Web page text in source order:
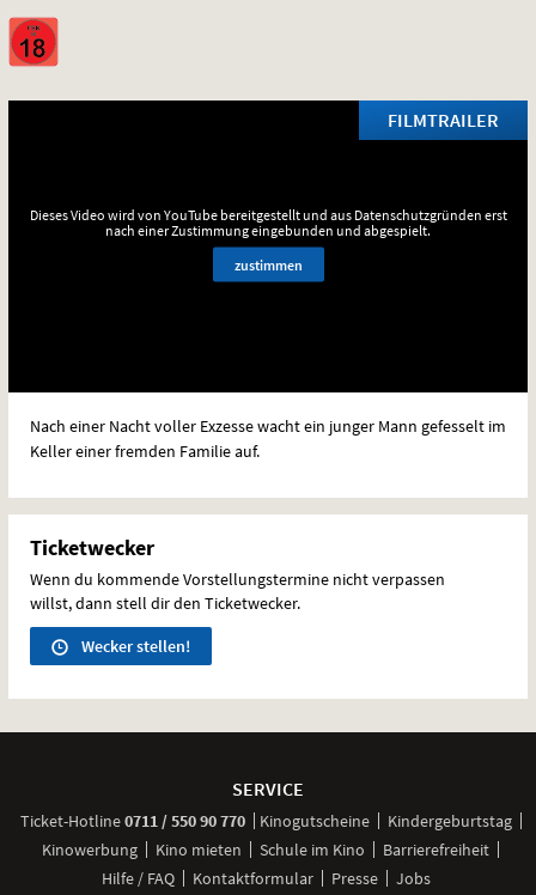
FILMTRAILER
Dieses Video wird von YouTube bereitgestellt und aus Datenschutzgründen erst
nach einer Zustimmung eingebunden und abgespielt.
zustimmen
Nach einer Nacht voller Exzesse wacht ein junger Mann gefesselt im
Keller einer fremden Familie auf.
Ticketwecker
Wenn du kommende Vorstellungstermine nicht verpassen
willst, dann stell dir den Ticketwecker.
Wecker stellen!
SERVICE
Ticket-Hotline0711 / 550 90 770anrufen
Kinogutscheine
Kindergeburtstag
Kinowerbung
Kino mieten Schule im Kino
Barrierefreiheit
Hilfe / FAQ
Kontaktformular Presse Jobs